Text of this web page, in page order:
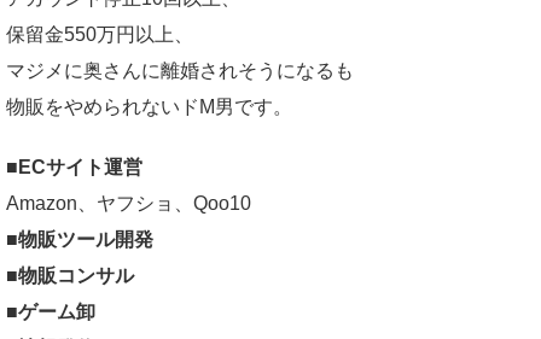
保留金550万円以上、
マジメに奥さんに離婚されそうになるも
物販をやめられないドM男です。
■ECサイト運営
Amazon、ヤフショ、Qoo10
■物販ツール開発
■物販コンサル
■ゲーム卸